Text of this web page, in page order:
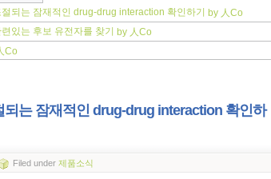
되는 잠재적인 drug-drug interaction 확인하기 by 人Co
있는 후보 유전자를 찾기 by 人Co
Co
되는 잠재적인 drug-drug interaction 확인하
Filed under제품소식